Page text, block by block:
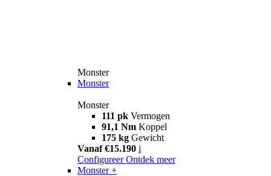
Monster
Monster
Monster
111 pk Vermogen
91,1 Nm Koppel
175 kg Gewicht
Vanaf €15.190 i
Configureer Ontdek meer
Monster +